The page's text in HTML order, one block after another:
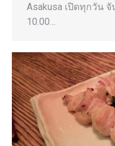
Asakusa เปิดทุกวัน จั
10.00…